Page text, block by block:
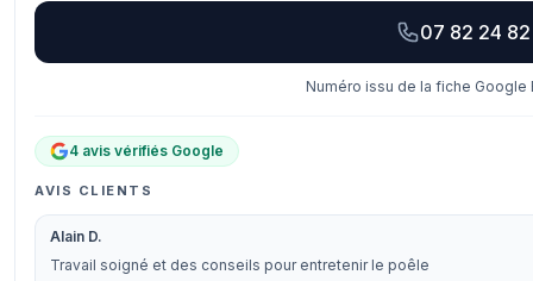
07 82 24
Numéro issu de la fiche Google
4 avis vérifiés Google
AVIS CLIENTS
Alain D.
Travail soigné et des conseils pour entretenir le poêle